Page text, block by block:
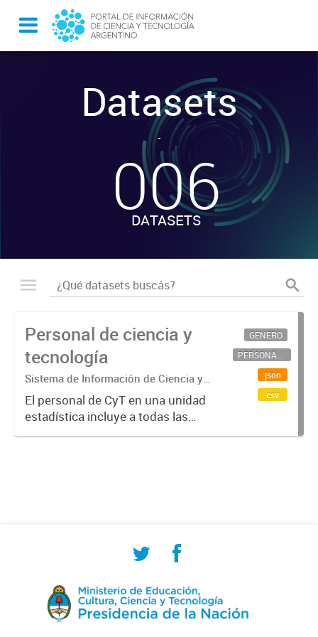
Datasets
-
006
DATASETS
Personal de ciencia y
tecnología
Sistema de Información de Ciencia y
Tecnología Argentino (SICYTAR)
El personal de CyT en una unidad
estadística incluye a todas las
personas involucradas
GÉNERO
PERSONAL CIENTÍFICO-TECNOLÓGICO
json
csv